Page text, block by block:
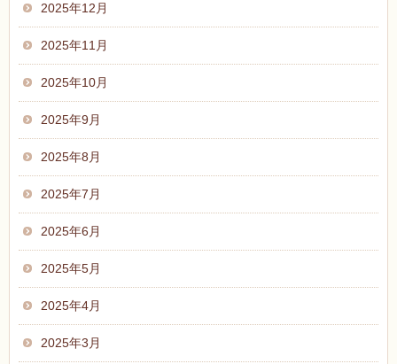
2025年12月
2025年11月
2025年10月
2025年9月
2025年8月
2025年7月
2025年6月
2025年5月
2025年4月
2025年3月